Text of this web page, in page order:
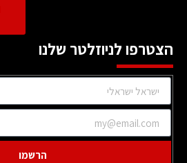
הצטרפו לניוזלטר שלנו
הרשמו